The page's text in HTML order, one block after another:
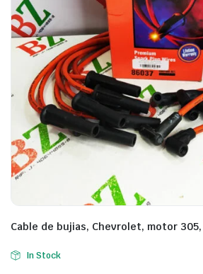
Cable de bujias, Chevrolet, motor
In Stock